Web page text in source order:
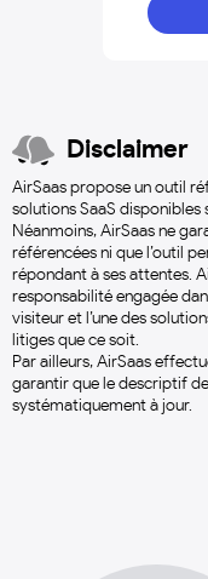
Disclaimer
AirSaas propose un outil
solutions SaaS disponibles
Néanmoins, AirSaas ne
référencées ni que l’outil
répondant à ses attentes.
responsabilité engagée
visiteur et l’une des
litiges que ce soit.
Par ailleurs, AirSaas
garantir que le descriptif
systématiquement à jour.